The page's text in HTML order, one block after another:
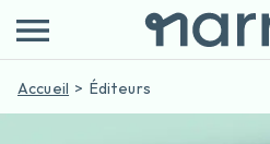
Accueil Éditeurs